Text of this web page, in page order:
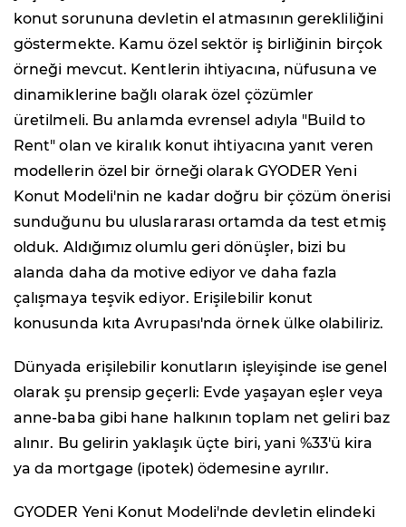
konut sorununa devletin el atmasının gerekliliğini
göstermekte. Kamu özel sektör iş birliğinin birçok
örneği mevcut. Kentlerin ihtiyacına, nüfusuna ve
dinamiklerine bağlı olarak özel çözümler
üretilmeli. Bu anlamda evrensel adıyla "Build to
Rent" olan ve kiralık konut ihtiyacına yanıt veren
modellerin özel bir örneği olarak GYODER Yeni
Konut Modeli'nin ne kadar doğru bir çözüm önerisi
sunduğunu bu uluslararası ortamda da test etmiş
olduk. Aldığımız olumlu geri dönüşler, bizi bu
alanda daha da motive ediyor ve daha fazla
çalışmaya teşvik ediyor. Erişilebilir konut
konusunda kıta Avrupası'nda örnek ülke olabiliriz.
Dünyada erişilebilir konutların işleyişinde ise genel
olarak şu prensip geçerli: Evde yaşayan eşler veya
anne-baba gibi hane halkının toplam net geliri baz
alınır. Bu gelirin yaklaşık üçte biri, yani %33'ü kira
ya da mortgage (ipotek) ödemesine ayrılır.
GYODER Yeni Konut Modeli'nde devletin elindeki